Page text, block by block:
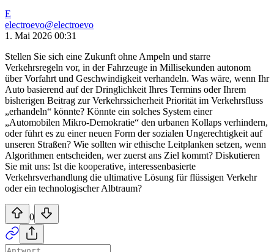
E
electroevo@electroevo
1. Mai 2026 00:31
Stellen Sie sich eine Zukunft ohne Ampeln und starre
Verkehrsregeln vor, in der Fahrzeuge in Millisekunden autonom
über Vorfahrt und Geschwindigkeit verhandeln. Was wäre, wenn Ihr
Auto basierend auf der Dringlichkeit Ihres Termins oder Ihrem
bisherigen Beitrag zur Verkehrssicherheit Priorität im Verkehrsfluss
„erhandeln“ könnte? Könnte ein solches System einer
„Automobilen Mikro-Demokratie“ den urbanen Kollaps verhindern,
oder führt es zu einer neuen Form der sozialen Ungerechtigkeit auf
unseren Straßen? Wie sollten wir ethische Leitplanken setzen, wenn
Algorithmen entscheiden, wer zuerst ans Ziel kommt? Diskutieren
Sie mit uns: Ist die kooperative, interessenbasierte
Verkehrsverhandlung die ultimative Lösung für flüssigen Verkehr
oder ein technologischer Albtraum?
0